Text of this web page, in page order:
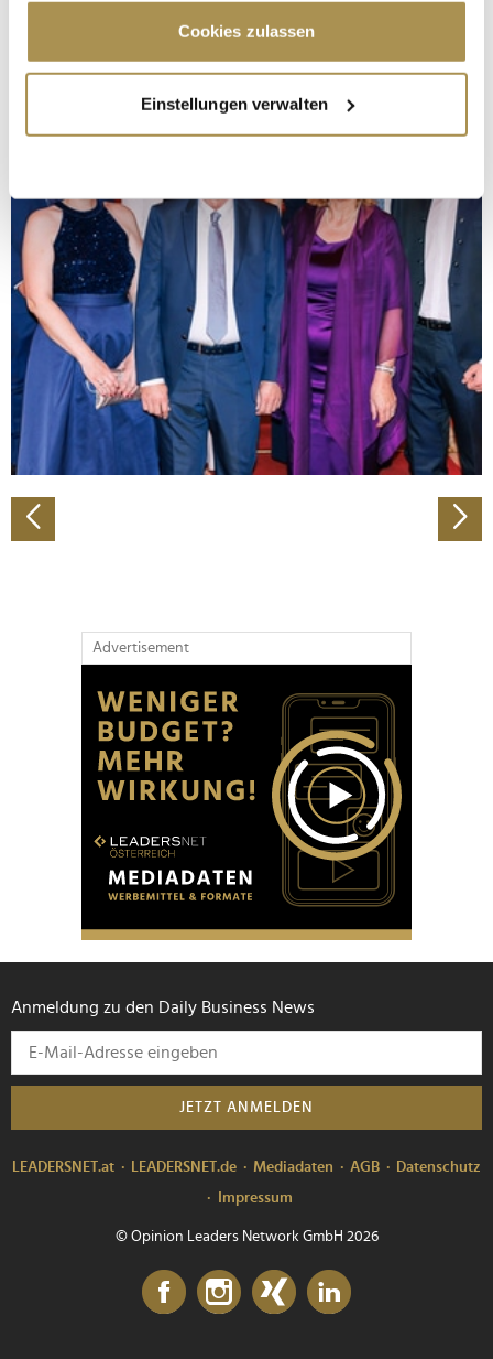
Cookie-Erklärung oder durch Klicken auf das Privacy
Trigger Symbol ändern oder widerrufen
Informationen über Ihre geografische Lage
erfassen, welche bis auf einige Meter genau sein
bestimmten Merkmalen (Fingerprinting) identifizieren
Erfahren Sie mehr darüber, wie Ihre persönlichen Daten
verarbeitet werden, und legen Sie Ihre Präferenzen im
Abschnitt Einzelheiten
fest.
Wir verwenden Cookies, um Inhalte und Anzeigen zu
personalisieren, Funktionen für soziale Medien anbieten
zu können und die Zugriffe auf unsere Website zu
analysieren. Außerdem geben wir Informationen zu Ihrer
Verwendung unserer Website an unsere Partner für
Partner führen diese Informationen möglicherweise mit
weiteren Daten zusammen, die Sie ihnen bereitgestellt
Cookies zulassen
Einstellungen verwalten
Advertisement
Anmeldung zu den Daily Business News
JETZT ANMELDEN
LEADERSNET.at LEADERSNET.de Mediadaten AGB
Datenschutz
Impressum
© Opinion Leaders Network GmbH 2026